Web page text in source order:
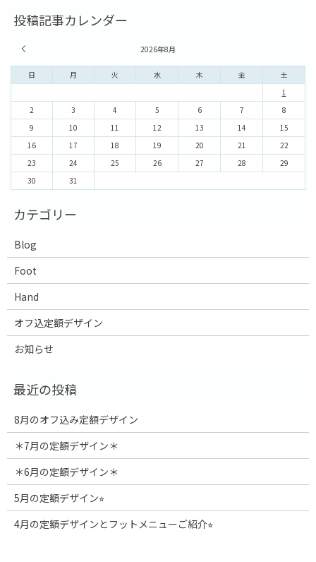
2026年8月
日 月 火 水 木 金 土
1
2
3 4 5 6 7
8
9
10 11 12 13 14
15
16
17 18 19 20 21
22
23
24 25 26 27 28
29
30
31
Blog
Foot
Hand
オフ込定額デザイン
お知らせ
8月のオフ込み定額デザイン
＊7月の定額デザイン＊
＊6月の定額デザイン＊
5月の定額デザイン⭐︎
4月の定額デザインとフットメニューご紹介⭐︎